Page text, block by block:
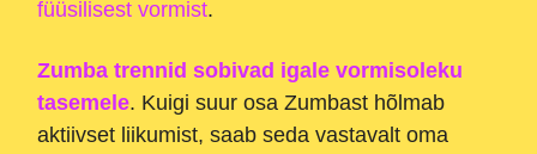
füüsilisest vormist.
Zumba trennid sobivad igale vormisoleku
tasemele. Kuigi suur osa Zumbast hõlmab
aktiivset liikumist, saab seda vastavalt oma